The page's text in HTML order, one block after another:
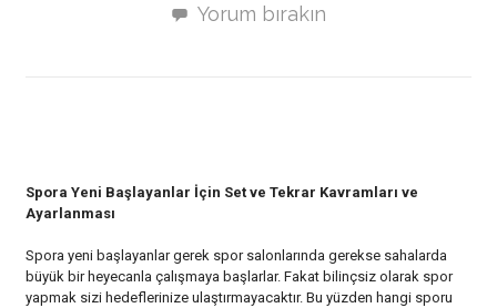
Yorum bırakın
Spora Yeni Başlayanlar İçin Set ve Tekrar Kavramları ve
Ayarlanması
Spora yeni başlayanlar gerek spor salonlarında gerekse sahalarda
büyük bir heyecanla çalışmaya başlarlar. Fakat bilinçsiz olarak spor
yapmak sizi hedeflerinize ulaştırmayacaktır. Bu yüzden hangi sporu